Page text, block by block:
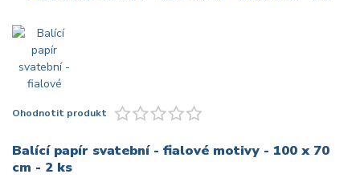
Ohodnotit produkt
Balící papír svatební - fialové motivy - 100 x 70
cm - 2 ks